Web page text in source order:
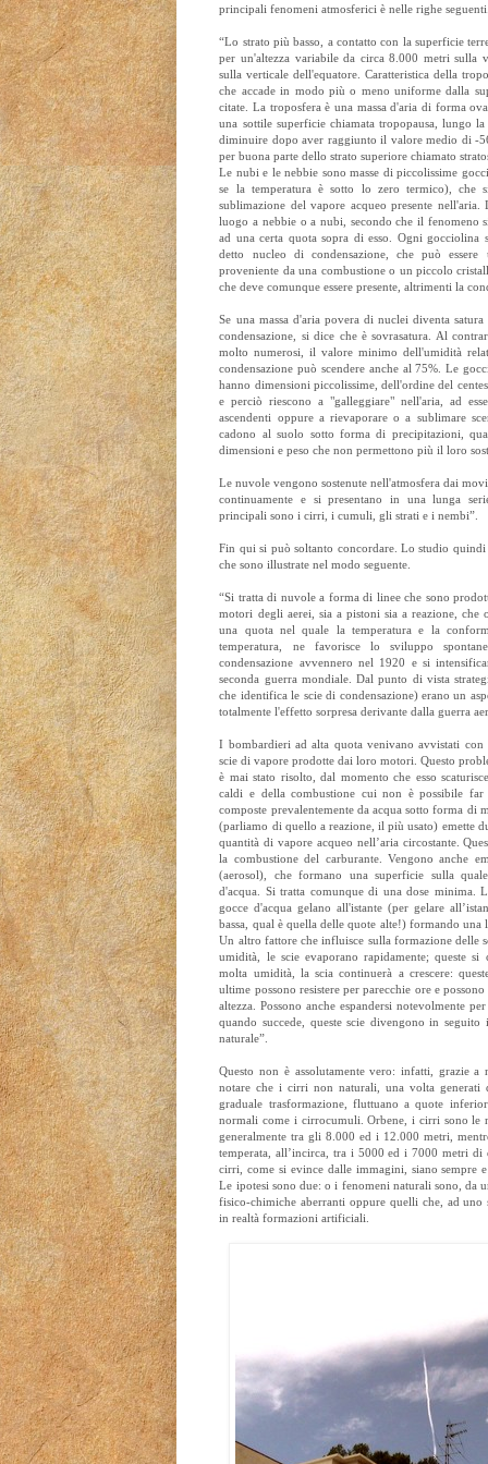
principali fenomeni atmosferici è nelle righe
“Lo strato più basso, a contatto con la superficie
per un'altezza variabile da circa 8.000 metri
sulla verticale dell'equatore. Caratteristica della
che accade in modo più o meno uniforme dalla
citate. La troposfera è una massa d'aria di forma
una sottile superficie chiamata tropopausa, lungo
diminuire dopo aver raggiunto il valore medio di -
per buona parte dello strato superiore chiamato
Le nubi e le nebbie sono masse di piccolissime
se la temperatura è sotto lo zero termico), che
sublimazione del vapore acqueo presente nell'aria.
luogo a nebbie o a nubi, secondo che il fenomeno
ad una certa quota sopra di esso. Ogni
detto nucleo di condensazione, che può
proveniente da una combustione o un piccolo
che deve comunque essere presente, altrimenti la
Se una massa d'aria povera di nuclei diventa
condensazione, si dice che è sovrasatura. Al
molto numerosi, il valore minimo dell'umidità
condensazione può scendere anche al 75%. Le
hanno dimensioni piccolissime, dell'ordine del
e perciò riescono a "galleggiare" nell'aria, ad
ascendenti oppure a rievaporare o a sublimare
cadono al suolo sotto forma di precipitazioni,
dimensioni e peso che non permettono più il loro
Le nuvole vengono sostenute nell'atmosfera dai
continuamente e si presentano in una lunga
principali sono i cirri, i cumuli, gli strati e i nembi”.
Fin qui si può soltanto concordare. Lo studio quindi
che sono illustrate nel modo seguente.
“Si tratta di nuvole a forma di linee che sono
motori degli aerei, sia a pistoni sia a reazione, che
una quota nel quale la temperatura e la
temperatura, ne favorisce lo sviluppo
condensazione avvennero nel 1920 e si
seconda guerra mondiale. Dal punto di vista
che identifica le scie di condensazione) erano un
totalmente l'effetto sorpresa derivante dalla guerra
I bombardieri ad alta quota venivano avvistati
scie di vapore prodotte dai loro motori. Questo
è mai stato risolto, dal momento che esso
caldi e della combustione cui non è possibile
composte prevalentemente da acqua sotto forma
(parliamo di quello a reazione, il più usato) emette
quantità di vapore acqueo nell’aria circostante.
la combustione del carburante. Vengono anche
(aerosol), che formano una superficie sulla
d'acqua. Si tratta comunque di una dose minima.
gocce d'acqua gelano all'istante (per gelare
bassa, qual è quella delle quote alte!) formando
Un altro fattore che influisce sulla formazione delle
umidità, le scie evaporano rapidamente; queste
molta umidità, la scia continuerà a crescere:
ultime possono resistere per parecchie ore e
altezza. Possono anche espandersi notevolmente
quando succede, queste scie divengono in
naturale”.
Questo non è assolutamente vero: infatti, grazie
notare che i cirri non naturali, una volta generati
graduale trasformazione, fluttuano a quote
normali come i cirrocumuli. Orbene, i cirri sono le
generalmente tra gli 8.000 ed i 12.000 metri,
temperata, all’incirca, tra i 5000 ed i 7000 metri di
cirri, come si evince dalle immagini, siano sempre
Le ipotesi sono due: o i fenomeni naturali sono, da
fisico-chimiche aberranti oppure quelli che, ad uno
in realtà formazioni artificiali.